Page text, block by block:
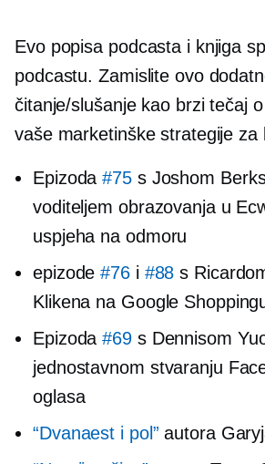
Evo popisa podcasta i knjiga
podcastu. Zamislite ovo
čitanje/slušanje kao brzi tečaj
vaše marketinške strategije za
Epizoda#75s Joshom
voditeljem obrazovanja u
uspjeha na odmoru
epizode#76i #88 s
Klikena na Google
Epizoda#69s Dennisom
jednostavnom stvaranju
oglasa
“Dvanaest i pol” autora